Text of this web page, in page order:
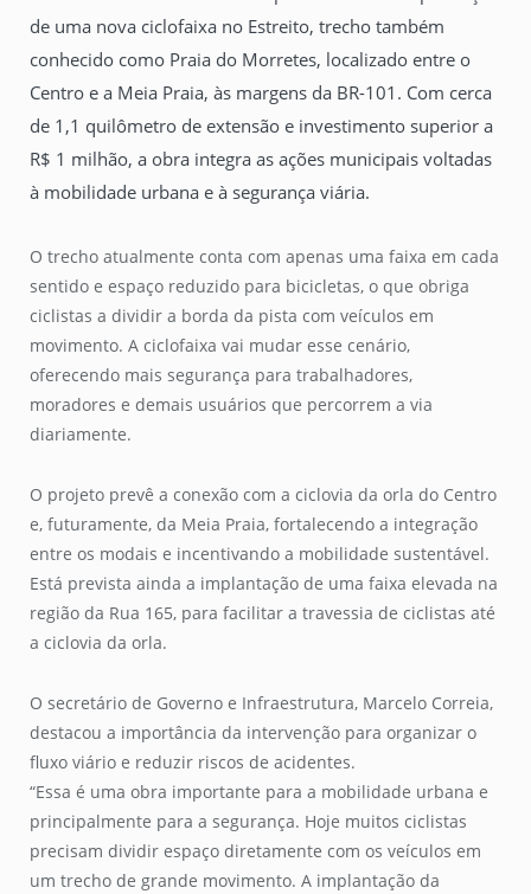
de uma nova ciclofaixa no Estreito, trecho também
conhecido como Praia do Morretes, localizado entre o
Centro e a Meia Praia, às margens da BR-101. Com cerca
de 1,1 quilômetro de extensão e investimento superior a
R$ 1 milhão, a obra integra as ações municipais voltadas
à mobilidade urbana e à segurança viária.
O trecho atualmente conta com apenas uma faixa em cada
sentido e espaço reduzido para bicicletas, o que obriga
ciclistas a dividir a borda da pista com veículos em
movimento. A ciclofaixa vai mudar esse cenário,
oferecendo mais segurança para trabalhadores,
moradores e demais usuários que percorrem a via
diariamente.
O projeto prevê a conexão com a ciclovia da orla do Centro
e, futuramente, da Meia Praia, fortalecendo a integração
entre os modais e incentivando a mobilidade sustentável.
Está prevista ainda a implantação de uma faixa elevada na
região da Rua 165, para facilitar a travessia de ciclistas até
a ciclovia da orla.
O secretário de Governo e Infraestrutura, Marcelo Correia,
destacou a importância da intervenção para organizar o
fluxo viário e reduzir riscos de acidentes.
“Essa é uma obra importante para a mobilidade urbana e
principalmente para a segurança. Hoje muitos ciclistas
precisam dividir espaço diretamente com os veículos em
um trecho de grande movimento. A implantação da